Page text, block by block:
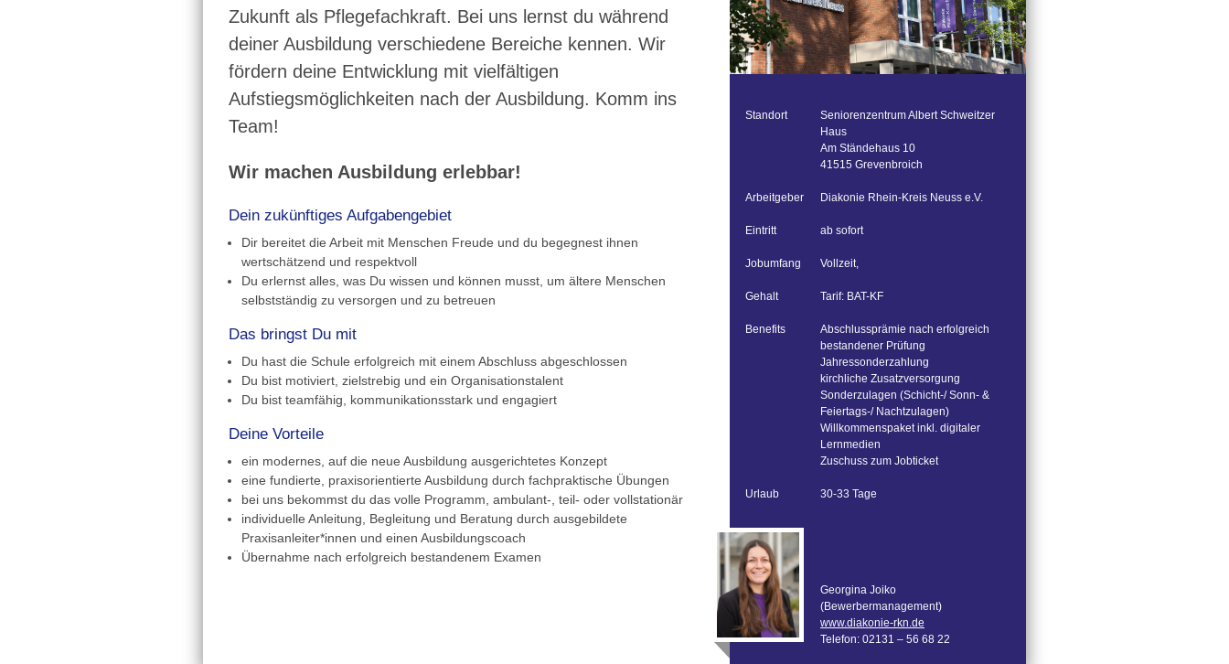
Zukunft als Pflegefachkraft. Bei uns lernst du während
deiner Ausbildung verschiedene Bereiche kennen. Wir
fördern deine Entwicklung mit vielfältigen
Aufstiegsmöglichkeiten nach der Ausbildung. Komm ins
Team!
Wir machen Ausbildung erlebbar!
Dein zukünftiges Aufgabengebiet
Dir bereitet die Arbeit mit Menschen Freude und du begegnest ihnen
wertschätzend und respektvoll
Du erlernst alles, was Du wissen und können musst, um ältere Menschen
selbstständig zu versorgen und zu betreuen
Das bringst Du mit
Du hast die Schule erfolgreich mit einem Abschluss abgeschlossen
Du bist motiviert, zielstrebig und ein Organisationstalent
Du bist teamfähig, kommunikationsstark und engagiert
Deine Vorteile
ein modernes, auf die neue Ausbildung ausgerichtetes Konzept
eine fundierte, praxisorientierte Ausbildung durch fachpraktische Übungen
bei uns bekommst du das volle Programm, ambulant-, teil- oder vollstationär
individuelle Anleitung, Begleitung und Beratung durch ausgebildete
Praxisanleiter*innen und einen Ausbildungscoach
Übernahme nach erfolgreich bestandenem Examen
Standort
Seniorenzentrum Albert Schweitzer
Haus
Am Ständehaus 10
41515 Grevenbroich
Arbeitgeber Diakonie Rhein-Kreis Neuss e.V.
Eintritt ab sofort
Jobumfang Vollzeit,
Gehalt Tarif: BAT-KF
Benefits
Abschlussprämie nach erfolgreich
bestandener Prüfung
Jahressonderzahlung
kirchliche Zusatzversorgung
Sonderzulagen (Schicht-/ Sonn- &
Feiertags-/ Nachtzulagen)
Willkommenspaket inkl. digitaler
Lernmedien
Zuschuss zum Jobticket
Urlaub 30-33 Tage
Georgina Joiko
(Bewerbermanagement)
www.diakonie-rkn.de
Telefon: 02131 – 56 68 22